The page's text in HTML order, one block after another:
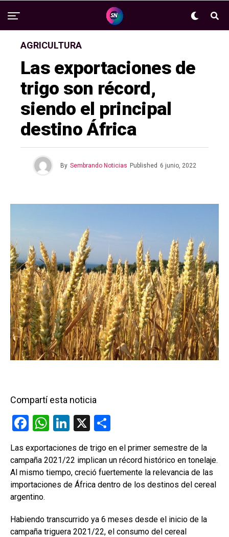
AGRICULTURA
Las exportaciones de
trigo son récord,
siendo el principal
destino África
By Sembrando Noticias Published 6 junio, 2022
Compartí esta noticia
F
ce
b
o
o
k
W
h
at
s
A
p
Li
ke
dI
n
X
m
p
ar
Las exportaciones de trigo en el primer semestre de la
campaña 2021/22 implican un récord histórico en tonelaje.
Al mismo tiempo, creció fuertemente la relevancia de las
importaciones de África dentro de los destinos del cereal
argentino.
Habiendo transcurrido ya 6 meses desde el inicio de la
campaña triguera 2021/22, el consumo del cereal